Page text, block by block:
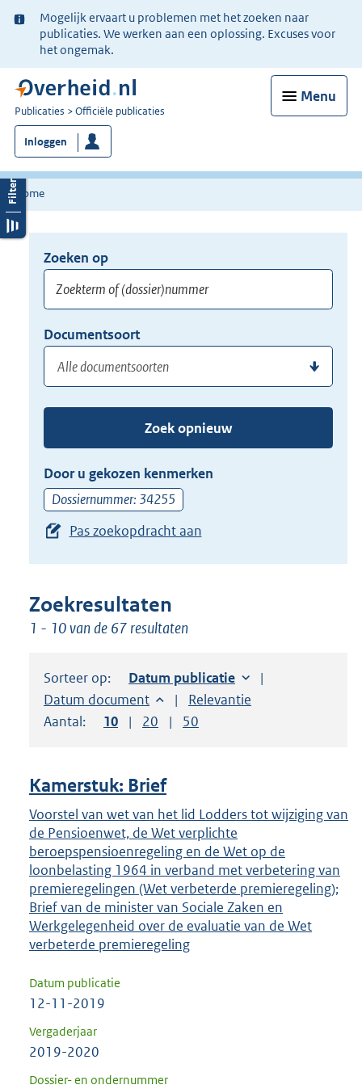
Ter
informatie:
Mogelijk ervaart u problemen met het zoeken naar
publicaties. We werken aan een oplossing. Excuses voor
het ongemak.
Menu
U
bent
nu
hier:
Publicaties Officiële publicaties
Inloggen
Home
Opnieuw
zoeken:
Zoeken op
of
(dossier)nummer
hier
uw
zoekterm
of
(dossier)nummer
in
Documentsoort
of
de
pijl
beneden
toets
suggesties.
Druk
om
uw
keuze
te
bevestigen.
Zoek opnieuw
Door u gekozen kenmerken
Dossiernummer: 34255
Pas zoekopdracht aan
Zoekresultaten
1 - 10 van de 67 resultaten
Sorteer op: Sorteer op:
Datum publicatie
Sorteer op:
Datum document Sorteer op:
Relevantie
Aantal:
Toon
10 resultaten per pagina
Toon
20 resultaten per pagina
Toon
50
Kamerstuk: Brief
Voorstel van wet van het lid Lodders tot wijziging van
de Pensioenwet, de Wet verplichte
beroepspensioenregeling en de Wet op de
loonbelasting 1964 in verband met verbetering van
premieregelingen (Wet verbeterde premieregeling);
Brief van de minister van Sociale Zaken en
Werkgelegenheid over de evaluatie van de Wet
verbeterde premieregeling
Datum publicatie
12-11-2019
Vergaderjaar
2019-2020
Dossier- en ondernummer